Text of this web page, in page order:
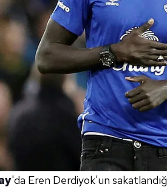
'da Eren Derdiyok'un